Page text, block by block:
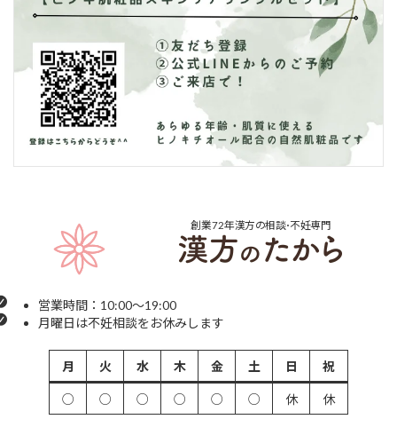
創業72年漢方の相談･不妊専門
営業時間：10:00～19:00
月曜日は不妊相談をお休みします
月 火 水 木 金 土 日 祝
○ ○ ○ ○ ○ ○ 休 休